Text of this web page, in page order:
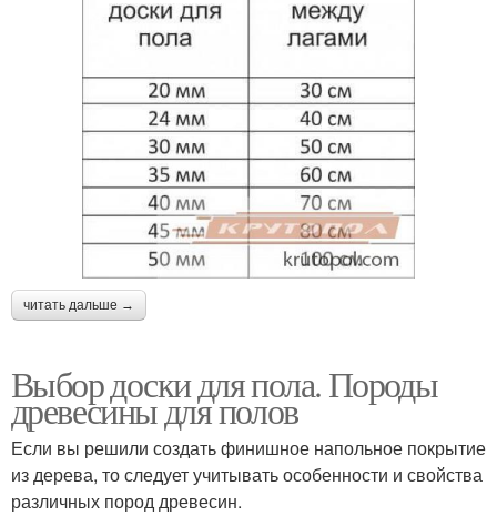
читать дальше →
Выбор доски для пола. Породы
древесины для полов
Если вы решили создать финишное напольное покрытие
из дерева, то следует учитывать особенности и свойства
различных пород древесин.